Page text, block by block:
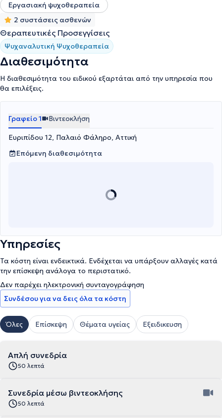
Εργασιακή ψυχοθεραπεία
2 συστάσεις ασθενών
Θεραπευτικές Προσεγγίσεις
Ψυχαναλυτική Ψυχοθεραπεία
Διαθεσιμότητα
Η διαθεσιμότητα του ειδικού εξαρτάται από την υπηρεσία που
θα επιλέξεις.
Γραφείο 1 Βιντεοκλήση
Ευριπίδου 12, Παλαιό Φάληρο, Αττική
Επόμενη διαθεσιμότητα
Υπηρεσίες
Τα κόστη είναι ενδεικτικά. Ενδέχεται να υπάρξουν αλλαγές κατά
την επίσκεψη ανάλογα το περιστατικό.
Δεν παρέχει ηλεκτρονική συνταγογράφηση
Συνδέσου για να δεις όλα τα κόστη
Όλες Επίσκεψη Θέματα υγείας Εξειδικευση
Απλή συνεδρία
50 λεπτά
Συνεδρία μέσω βιντεοκλήσης
50 λεπτά